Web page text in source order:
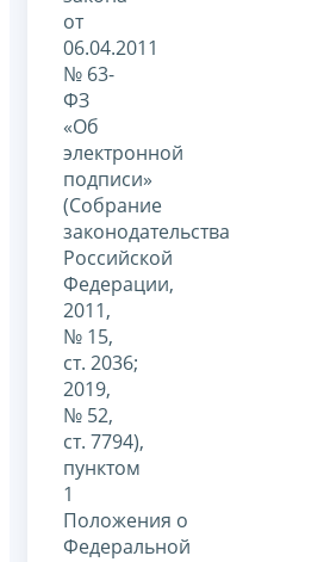
от
06.04.2011
№ 63-
ФЗ
«Об
электронной
подписи»
(Собрание
законодательства
Российской
Федерации,
2011,
№ 15,
ст. 2036;
2019,
№ 52,
ст. 7794),
пунктом
1
Положения о
Федеральной